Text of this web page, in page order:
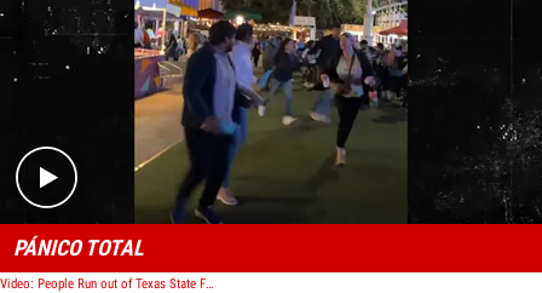
Play video content
PÁNICO TOTAL
Video: People Run out of Texas State Fair as Gunman Opens Fire